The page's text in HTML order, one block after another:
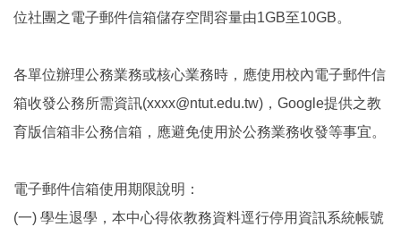
位社團之電子郵件信箱儲存空間容量由1GB至10GB。
各單位辦理公務業務或核心業務時，應使用校內電子郵件信
箱收發公務所需資訊(xxxx@ntut.edu.tw)，Google提供之教
育版信箱非公務信箱，應避免使用於公務業務收發等事宜。
電子郵件信箱使用期限說明：
(一) 學生退學，本中心得依教務資料逕行停用資訊系統帳號